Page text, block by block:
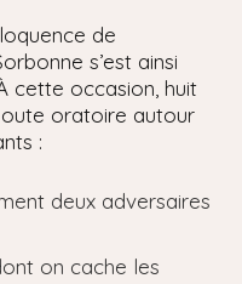
de
s’est ainsi
cette occasion, huit
oratoire autour
:
deux adversaires
on cache les